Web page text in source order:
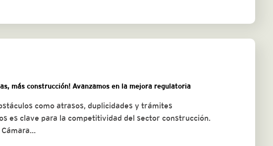
más construcción! Avanzamos en la mejora regulatoria
como atrasos, duplicidades y trámites
es clave para la competitividad del sector construcción.
Cámara…